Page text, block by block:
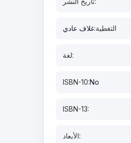
التغطية:غلاف عادي
لغة:
ISBN-10:No
ISBN-13:
الأبعاد: